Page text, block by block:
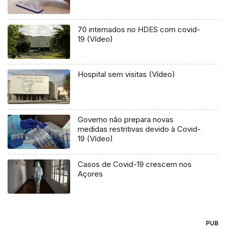
70 internados no HDES com covid-
19 (Vídeo)
Hospital sem visitas (Vídeo)
Governo não prepara novas
medidas restritivas devido à Covid-
19 (Vídeo)
Casos de Covid-19 crescem nos
Açores
PUB